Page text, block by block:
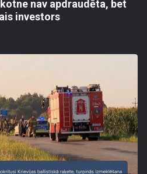
nav apdraudēta, bet
investors